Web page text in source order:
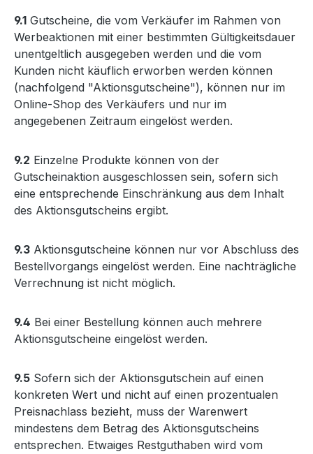
9.1 Gutscheine, die vom Verkäufer im Rahmen von
Werbeaktionen mit einer bestimmten Gültigkeitsdauer
unentgeltlich ausgegeben werden und die vom
Kunden nicht käuflich erworben werden können
(nachfolgend "Aktionsgutscheine"), können nur im
Online-Shop des Verkäufers und nur im
angegebenen Zeitraum eingelöst werden.
9.2 Einzelne Produkte können von der
Gutscheinaktion ausgeschlossen sein, sofern sich
eine entsprechende Einschränkung aus dem Inhalt
des Aktionsgutscheins ergibt.
9.3 Aktionsgutscheine können nur vor Abschluss des
Bestellvorgangs eingelöst werden. Eine nachträgliche
Verrechnung ist nicht möglich.
9.4 Bei einer Bestellung können auch mehrere
Aktionsgutscheine eingelöst werden.
9.5 Sofern sich der Aktionsgutschein auf einen
konkreten Wert und nicht auf einen prozentualen
Preisnachlass bezieht, muss der Warenwert
mindestens dem Betrag des Aktionsgutscheins
entsprechen. Etwaiges Restguthaben wird vom